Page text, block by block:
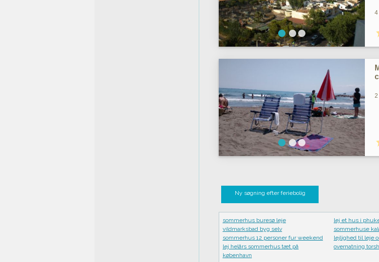
4
2
Ny søgning efter feriebolig
sommerhus buresø leje
vildmarksbad byg selv
sommerhus 12 personer fur weekend
lej helårs sommerhus tæt på
københavn
lej et hus i
sommerhuse
lejlighed til leje
overnatning